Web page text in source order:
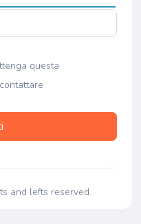
questa
and lefts reserved.